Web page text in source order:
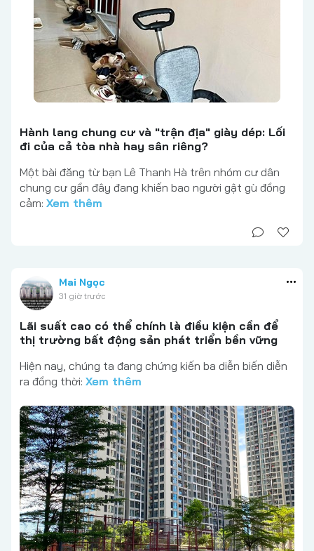
Hành lang chung cư và "trận địa" giày dép: Lối
đi của cả tòa nhà hay sân riêng?
Một bài đăng từ bạn Lê Thanh Hà trên nhóm cư dân
chung cư gần đây đang khiến bao người gật gù đồng
cảm: Xem thêm
Mai Ngọc
31 giờ trước
Lãi suất cao có thể chính là điều kiện cần để
thị trường bất động sản phát triển bền vững
Hiện nay, chúng ta đang chứng kiến ba diễn biến diễn
ra đồng thời: Xem thêm